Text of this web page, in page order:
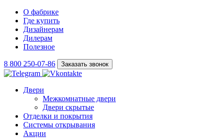
О фабрике
Где купить
Дизайнерам
Дилерам
Полезное
8 800 250-07-86 Заказать звонок
Двери
Межкомнатные двери
Двери скрытые
Отделки и покрытия
Системы открывания
Акции